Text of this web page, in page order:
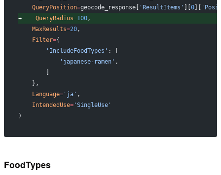
   QueryPosition
=geocode_response[ 'ResultItems' ][0][
+
    QueryRadius
=100,
   MaxResults
=20,
   Filter
={
       'IncludeFoodTypes'
: [
           'japanese-ramen'
,
       ]
   },
   Language
='ja' ,
   IntendedUse
='SingleUse'
)
FoodTypes